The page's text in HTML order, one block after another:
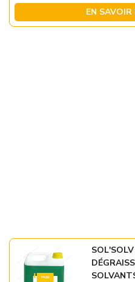
EN SAVOIR